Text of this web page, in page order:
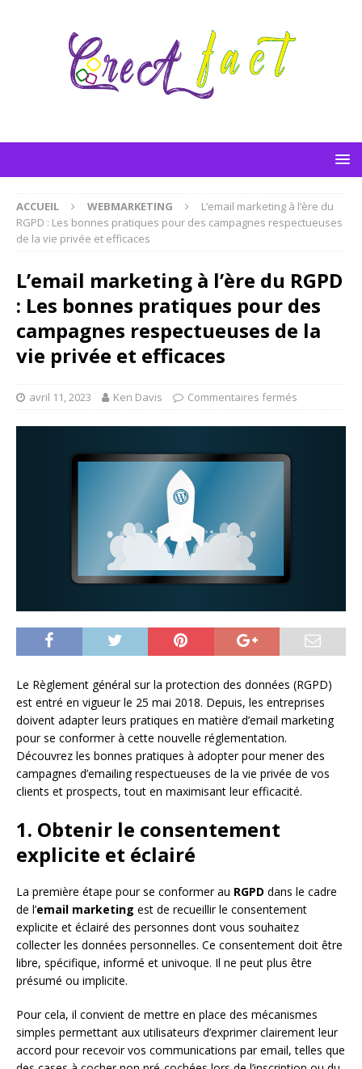
ACCUEIL WEBMARKETING
L’email marketing à l’ère du
RGPD : Les bonnes pratiques pour des campagnes respectueuses
de la vie privée et efficaces
L’email marketing à l’ère du RGPD
: Les bonnes pratiques pour des
campagnes respectueuses de la
vie privée et efficaces
avril 11, 2023 Ken Davis Commentaires fermés
Le Règlement général sur la protection des données (RGPD)
est entré en vigueur le 25 mai 2018. Depuis, les entreprises
doivent adapter leurs pratiques en matière d’email marketing
pour se conformer à cette nouvelle réglementation.
Découvrez les bonnes pratiques à adopter pour mener des
campagnes d’emailing respectueuses de la vie privée de vos
clients et prospects, tout en maximisant leur efficacité.
1. Obtenir le consentement
explicite et éclairé
La première étape pour se conformer au RGPD dans le cadre
de l’email marketing est de recueillir le consentement
explicite et éclairé des personnes dont vous souhaitez
collecter les données personnelles. Ce consentement doit être
libre, spécifique, informé et univoque. Il ne peut plus être
présumé ou implicite.
Pour cela, il convient de mettre en place des mécanismes
simples permettant aux utilisateurs d’exprimer clairement leur
accord pour recevoir vos communications par email, telles que